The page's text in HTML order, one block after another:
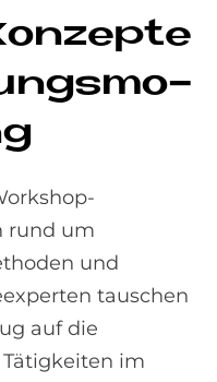
rund um
und
tauschen
auf die
im